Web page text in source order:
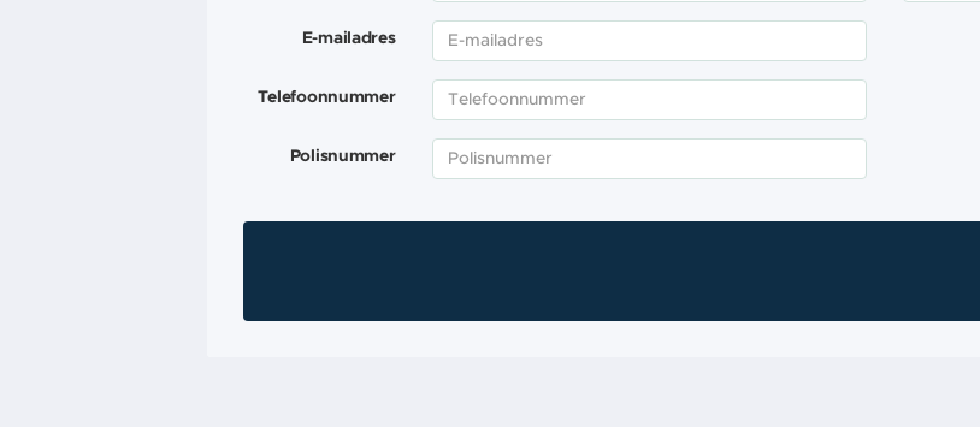
E-mailadres
Telefoonnummer
Polisnummer